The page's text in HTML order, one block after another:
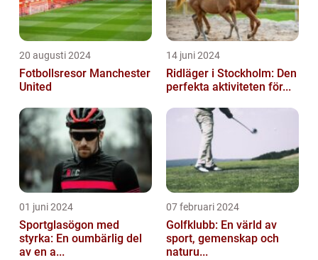
20 augusti 2024
Fotbollsresor Manchester
United
14 juni 2024
Ridläger i Stockholm: Den
perfekta aktiviteten för...
01 juni 2024
Sportglasögon med
styrka: En oumbärlig del
av en a...
07 februari 2024
Golfklubb: En värld av
sport, gemenskap och
naturu...